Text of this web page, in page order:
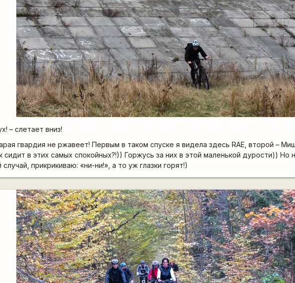
– слетает вниз!
гвардия не ржавеет! Первым в таком спуске я видела здесь RAE, второй –
сидит в этих самых спокойных?!)) Горжусь за них в этой маленькой дурости)) Но
случай, прикрикиваю: «ни-ни!», а то уж глазки горят!)